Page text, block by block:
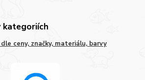
kategoriích
dle ceny, značky, materiálu, barvy